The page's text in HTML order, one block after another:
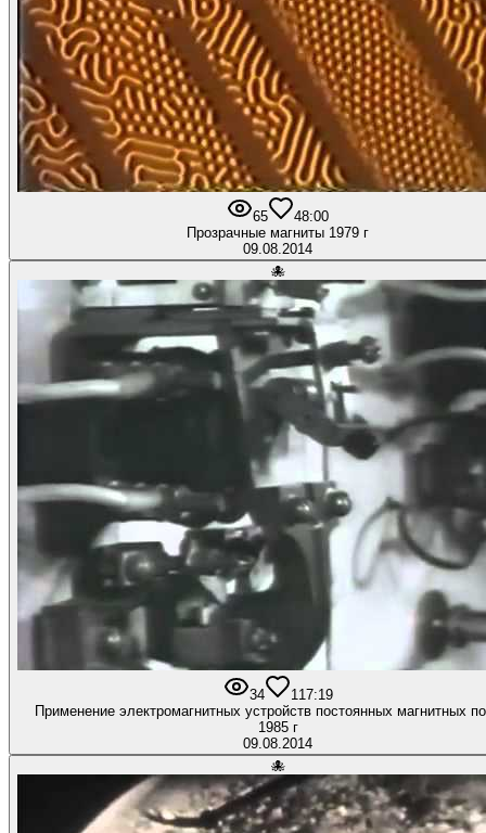
65 48:00
Прозрачные магниты 1979 г
09.08.2014
🐙
34 1 17:19
Применение электромагнитных устройств постоянных магнитных
1985 г
09.08.2014
🐙